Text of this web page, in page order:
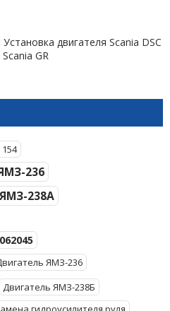
двигателя Scania DSC
GR
236
238А
ЯМЗ-236
Двигатель ЯМЗ-238Б